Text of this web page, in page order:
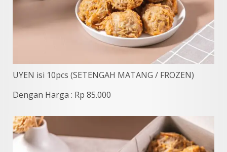
UYEN isi 10pcs (SETENGAH MATANG / FROZEN)
Dengan Harga : Rp 85.000